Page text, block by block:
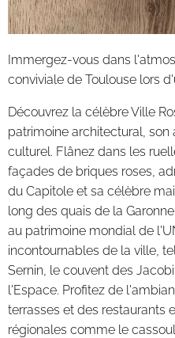
Immergez-vous dans
conviviale de Toulouse lors
Découvrez la célèbre Ville
patrimoine architectural,
culturel. Flânez dans les
façades de briques roses,
du Capitole et sa célèbre
long des quais de la
au patrimoine mondial de
incontournables de la ville,
Sernin, le couvent des
l'Espace. Profitez de
terrasses et des restaurants
régionales comme le